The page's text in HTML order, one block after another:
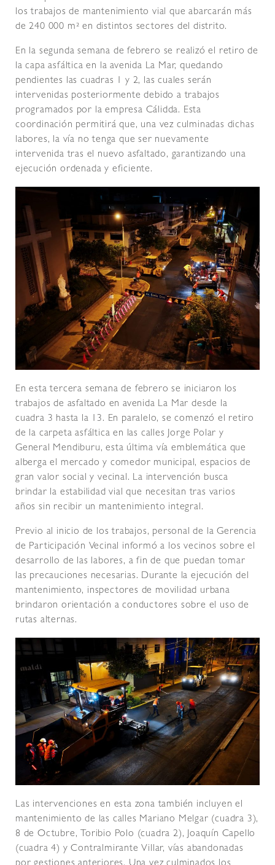
los trabajos de mantenimiento vial que abarcarán más
de 240 000 m² en distintos sectores del distrito.
En la segunda semana de febrero se realizó el retiro de
la capa asfáltica en la avenida La Mar, quedando
pendientes las cuadras 1 y 2, las cuales serán
intervenidas posteriormente debido a trabajos
programados por la empresa Cálidda. Esta
coordinación permitirá que, una vez culminadas dichas
labores, la vía no tenga que ser nuevamente
intervenida tras el nuevo asfaltado, garantizando una
ejecución ordenada y eficiente.
En esta tercera semana de febrero se iniciaron los
trabajos de asfaltado en avenida La Mar desde la
cuadra 3 hasta la 13. En paralelo, se comenzó el retiro
de la carpeta asfáltica en las calles Jorge Polar y
General Mendiburu, esta última vía emblemática que
alberga el mercado y comedor municipal, espacios de
gran valor social y vecinal. La intervención busca
brindar la estabilidad vial que necesitan tras varios
años sin recibir un mantenimiento integral.
Previo al inicio de los trabajos, personal de la Gerencia
de Participación Vecinal informó a los vecinos sobre el
desarrollo de las labores, a fin de que puedan tomar
las precauciones necesarias. Durante la ejecución del
mantenimiento, inspectores de movilidad urbana
brindaron orientación a conductores sobre el uso de
rutas alternas.
Las intervenciones en esta zona también incluyen el
mantenimiento de las calles Mariano Melgar (cuadra 3),
8 de Octubre, Toribio Polo (cuadra 2), Joaquín Capello
(cuadra 4) y Contralmirante Villar, vías abandonadas